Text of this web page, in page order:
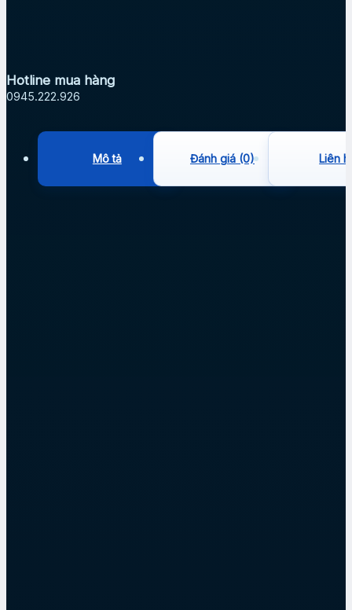
Hotline mua hàng
0945.222.926
Mô tả Đánh giá (0) Liên